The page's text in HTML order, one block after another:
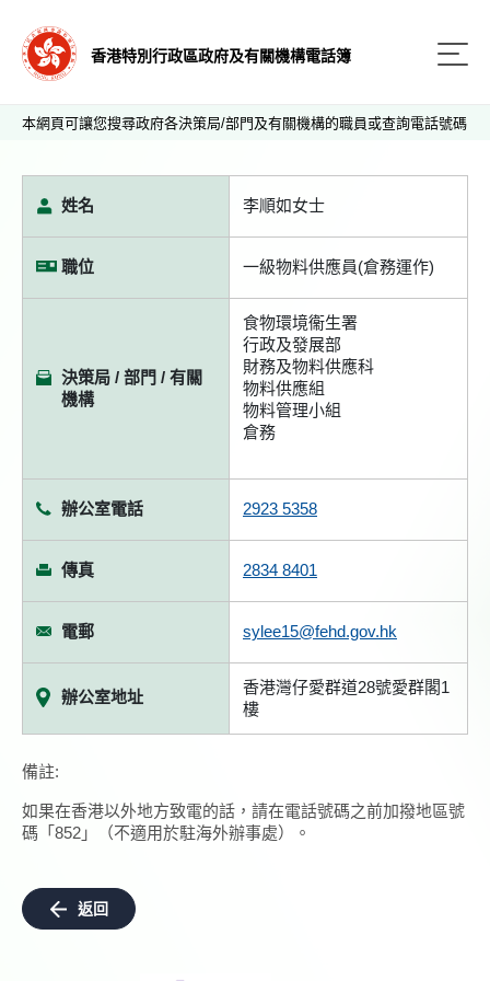
香港特別行政區政府及有關機構電話簿
本網頁可讓您搜尋政府各決策局/部門及有關機構的職員或查詢電話號碼
姓名 李順如女士
職位 一級物料供應員(倉務運作)
決策局 / 部門 / 有關
機構
食物環境衞生署
行政及發展部
財務及物料供應科
物料供應組
物料管理小組
倉務
辦公室電話 2923 5358
傳真 2834 8401
電郵 sylee15@fehd.gov.hk
辦公室地址
香港灣仔愛群道28號愛群閣1
樓
備註:
如果在香港以外地方致電的話，請在電話號碼之前加撥地區號
碼「852」（不適用於駐海外辦事處）。
返回